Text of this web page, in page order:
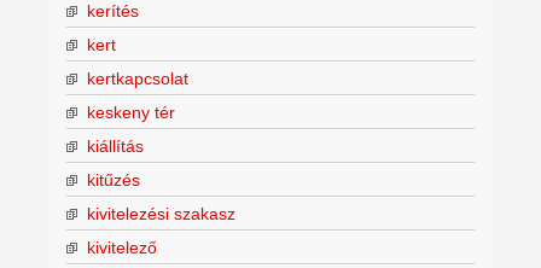
kerítés
kert
kertkapcsolat
keskeny tér
kiállítás
kitűzés
kivitelezési szakasz
kivitelező